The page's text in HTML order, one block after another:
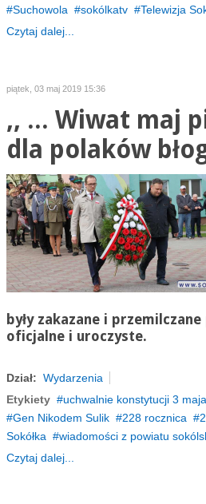
Suchowola sokólkatv
Telewizja
Czytaj dalej...
piątek, 03 maj 2019 15:36
,, ... Wiwat maj
dla polaków
były zakazane i
oficjalne i uroczyste.
Dział: Wydarzenia
Etykiety
uchwalnie konstytucji 3 maja
Gen Nikodem Sulik
228 rocznica
Sokółka
wiadomości z powiatu
Czytaj dalej...